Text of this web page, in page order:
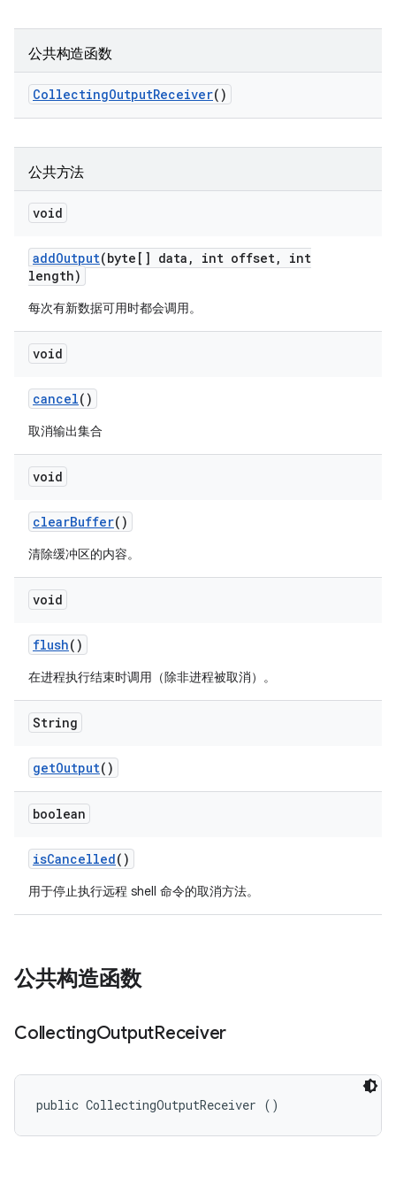
公共构造函数
CollectingOutputReceiver()
公共方法
void
addOutput(byte[] data , int offset,
int
length)
每次有新数据可用时都会调用。
void
cancel()
取消输出集合
void
clearBuffer()
清除缓冲区的内容。
void
flush()
在进程执行结束时调用（除非进程被取消）。
String
getOutput()
boolean
isCancelled()
用于停止执行远程 shell 命令的取消方法。
公共构造函数
CollectingOutputReceiver
public CollectingOutputReceiver ()